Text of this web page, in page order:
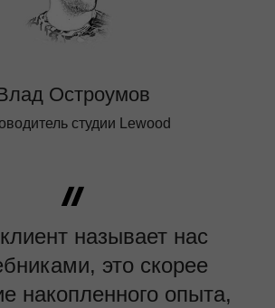
Остроумов
студии Lewood
называет нас
это скорее
накопленного опыта,